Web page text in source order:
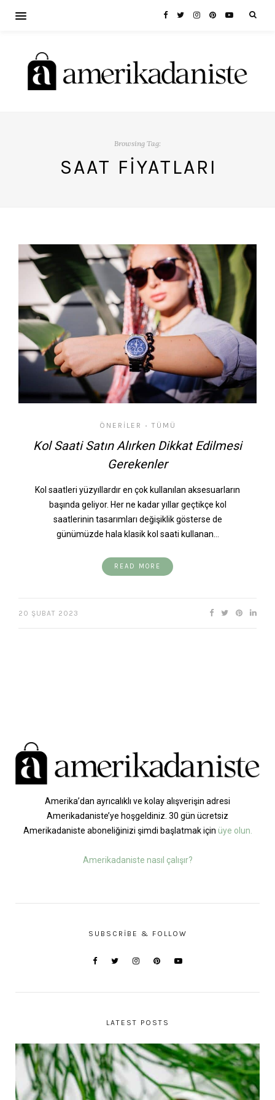
Browsing Tag:
SAAT FIYATLARI
ÖNERILER • TÜMÜ
Kol Saati Satın Alırken Dikkat Edilmesi
Gerekenler
Kol saatleri yüzyıllardır en çok kullanılan aksesuarların
başında geliyor. Her ne kadar yıllar geçtikçe kol
saatlerinin tasarımları değişiklik gösterse de
günümüzde hala klasik kol saati kullanan…
READ MORE
20 ŞUBAT 2023
Amerika’dan ayrıcalıklı ve kolay alışverişin adresi
Amerikadaniste’ye hoşgeldiniz. 30 gün ücretsiz
Amerikadaniste aboneliğinizi şimdi başlatmak için üye olun.
Amerikadaniste nasıl çalışır?
SUBSCRIBE & FOLLOW
LATEST POSTS